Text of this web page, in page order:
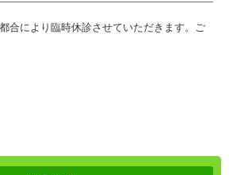
合により臨時休診させていただきます。ご